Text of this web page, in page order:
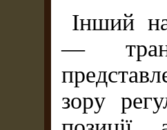
Інший
—
зору